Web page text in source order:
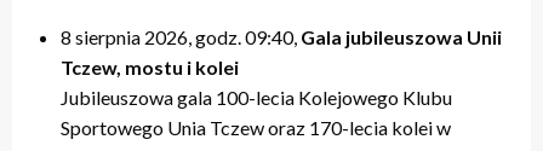
8 sierpnia 2026, godz. 09:40, Gala jubileuszowa Unii
Tczew, mostu i kolei
Jubileuszowa gala 100-lecia Kolejowego Klubu
Sportowego Unia Tczew oraz 170-lecia kolei w